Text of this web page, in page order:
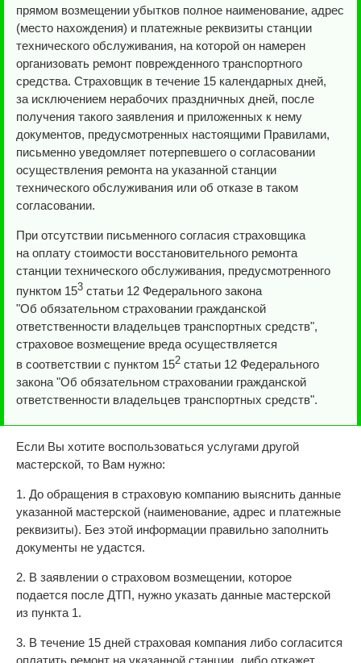
прямом возмещении убытков полное наименование, адрес
(место нахождения) и платежные реквизиты станции
технического обслуживания, на которой он намерен
организовать ремонт поврежденного транспортного
средства. Страховщик в течение 15 календарных дней,
за исключением нерабочих праздничных дней, после
получения такого заявления и приложенных к нему
документов, предусмотренных настоящими Правилами,
письменно уведомляет потерпевшего о согласовании
осуществления ремонта на указанной станции
технического обслуживания или об отказе в таком
согласовании.
При отсутствии письменного согласия страховщика
на оплату стоимости восстановительного ремонта
станции технического обслуживания, предусмотренного
пунктом 153 статьи 12 Федерального закона
"Об обязательном страховании гражданской
ответственности владельцев транспортных средств",
страховое возмещение вреда осуществляется
в соответствии с пунктом 152 статьи 12 Федерального
закона "Об обязательном страховании гражданской
ответственности владельцев транспортных средств".
Если Вы хотите воспользоваться услугами другой
мастерской, то Вам нужно:
1. До обращения в страховую компанию выяснить данные
указанной мастерской (наименование, адрес и платежные
реквизиты). Без этой информации правильно заполнить
документы не удастся.
2. В заявлении о страховом возмещении, которое
подается после ДТП, нужно указать данные мастерской
из пункта 1.
3. В течение 15 дней страховая компания либо согласится
оплатить ремонт на указанной станции, либо откажет